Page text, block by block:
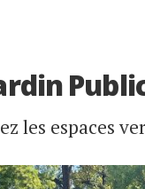
les espaces